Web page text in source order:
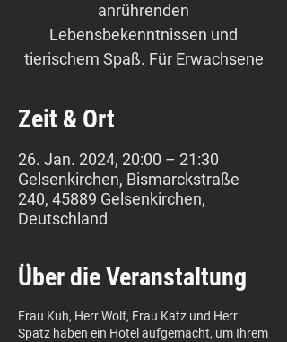
anrührenden
Lebensbekenntnissen und
tierischem Spaß. Für Erwachsene
Zeit & Ort
26. Jan. 2024, 20:00 – 21:30
Gelsenkirchen, Bismarckstraße
240, 45889 Gelsenkirchen,
Deutschland
Über die Veranstaltung
Frau Kuh, Herr Wolf, Frau Katz und Herr
Spatz haben ein Hotel aufgemacht, um Ihrem